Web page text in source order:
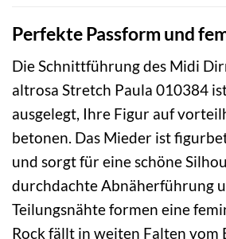
Perfekte Passform und
Die Schnittführung des Midi
altrosa Stretch Paula 010384
ausgelegt, Ihre Figur auf
betonen. Das Mieder ist
und sorgt für eine schöne
durchdachte Abnäherführung
Teilungsnähte formen eine
Rock fällt in weiten Falten vom